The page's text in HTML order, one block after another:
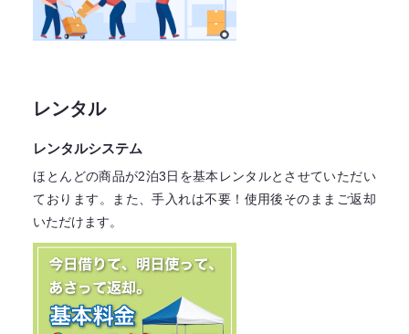
レンタル
レンタルシステム
ほとんどの商品が2泊3日を基本レンタルとさせていただい
ております。
また、手入れは不要！ 使用後そのままご返却
いただけます。